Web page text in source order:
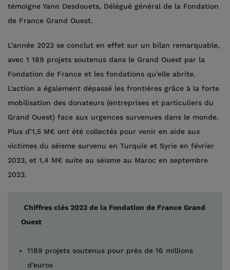
témoigne Yann Desdouets, Délégué général de la Fondation
de France Grand Ouest.
L’année 2023 se conclut en effet sur un bilan remarquable,
avec 1 189 projets soutenus dans le Grand Ouest par la
Fondation de France et les fondations qu’elle abrite.
L'action a également dépassé les frontières grâce à la forte
mobilisation des donateurs (entreprises et particuliers du
Grand Ouest) face aux urgences survenues dans le monde.
Plus d’1,5 M€ ont été collectés pour venir en aide aux
victimes du séisme survenu en Turquie et Syrie en février
2023, et 1,4 M€ suite au séisme au Maroc en septembre
2023.
Chiffres clés 2023 de la Fondation de France Grand
Ouest
1189 projets soutenus pour près de 16 millions
d'euros